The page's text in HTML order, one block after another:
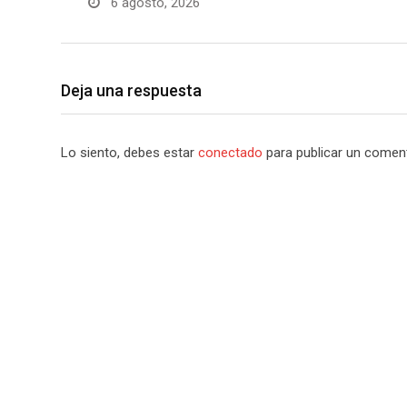
Deja una respuesta
Lo siento, debes estar conectado para publicar un